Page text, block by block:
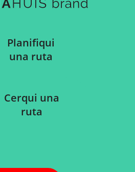
Planifiqui
una ruta
Cerqui una
ruta